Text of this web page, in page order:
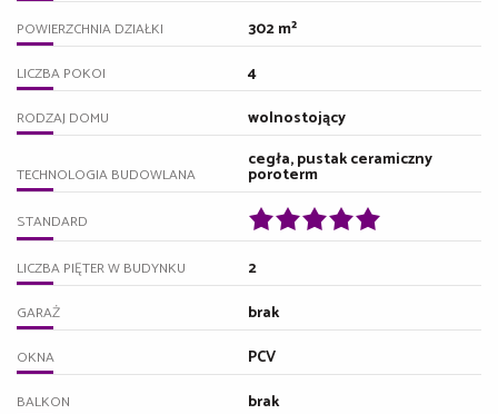
POWIERZCHNIA DZIAŁKI 302 m²
LICZBA POKOI 4
RODZAJ DOMU wolnostojący
TECHNOLOGIA BUDOWLANA
cegła, pustak ceramiczny
poroterm
STANDARD
LICZBA PIĘTER W BUDYNKU 2
GARAŻ brak
OKNA PCV
BALKON brak